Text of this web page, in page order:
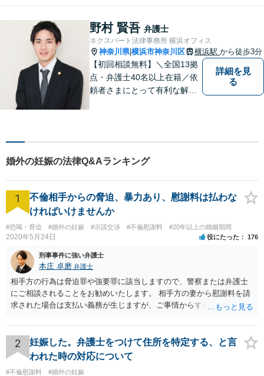
ます。情熱を大切にしつつ、
冷静を保つ、心を込めて解決
します。【分割払い可】
野村 賢吾 弁護士
ネクスパート法律事務所 横浜オフィス
神奈川県|横浜市神奈川区 横浜駅 から徒歩3分
【初回相談無料】＼全国13拠
点・弁護士40名以上在籍／依
頼者さまにとって有利な解決
事件など、ご相談ください
【夜間・休日対応】
詳細を見
る
婚外の妊娠の法律Q&Aランキング
1
不倫相手からの脅迫、暴力あり、慰謝料は払わな
ければいけませんか
#恐喝・脅迫 #婚外の妊娠 #示談交渉 #不倫慰謝料 #20年以上の婚姻期間
2020年5月24日 役にたった 176
刑事事件に強い弁護士
本庄 卓磨 弁護士
相手方の行為は脅迫罪や強要罪に該当しますので、警察または弁護士
にご相談されることをお勧めいたします。 相手方の妻から慰謝料を請
求された場合は支払い義務が生じますが、ご事情からすると減額交渉
2
妊娠した。弁護士をつけて住所を特定する、と言
われた時の対応について
#不倫慰謝料 #婚外の妊娠